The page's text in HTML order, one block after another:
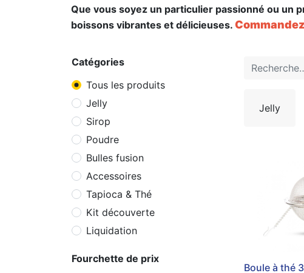
Que vous soyez un particulier passionné ou un
boissons vibrantes et délicieuses.
Catégories
Tous les produits
Jelly
Sirop
Poudre
Bulles fusion
Accessoires
Tapioca & Thé
Kit découverte
Liquidation
Fourchette de prix
Jelly
Boule à thé